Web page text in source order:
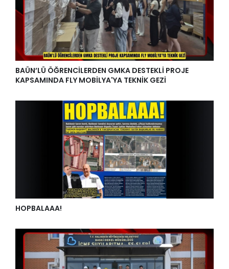
BAÜN’LÜ ÖĞRENCİLERDEN GMKA DESTEKLİ PROJE
KAPSAMINDA FLY MOBİLYA'YA TEKNİK GEZİ
HOPBALAAA!